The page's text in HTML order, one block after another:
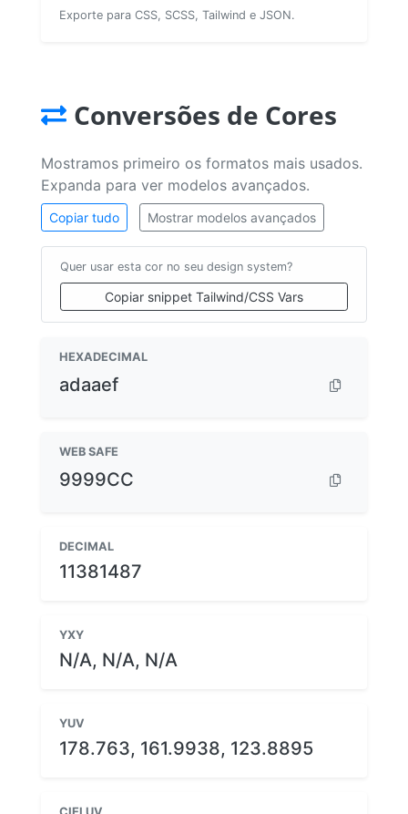
Exporte para CSS, SCSS, Tailwind e JSON.
Conversões de Cores
Mostramos primeiro os formatos mais usados.
Expanda para ver modelos avançados.
Copiar tudo Mostrar modelos avançados
Quer usar esta cor no seu design system?
Copiar snippet Tailwind/CSS Vars
HEXADECIMAL
adaaef
WEB SAFE
9999CC
DECIMAL
11381487
YXY
N/A, N/A, N/A
YUV
178.763, 161.9938, 123.8895
CIELUV